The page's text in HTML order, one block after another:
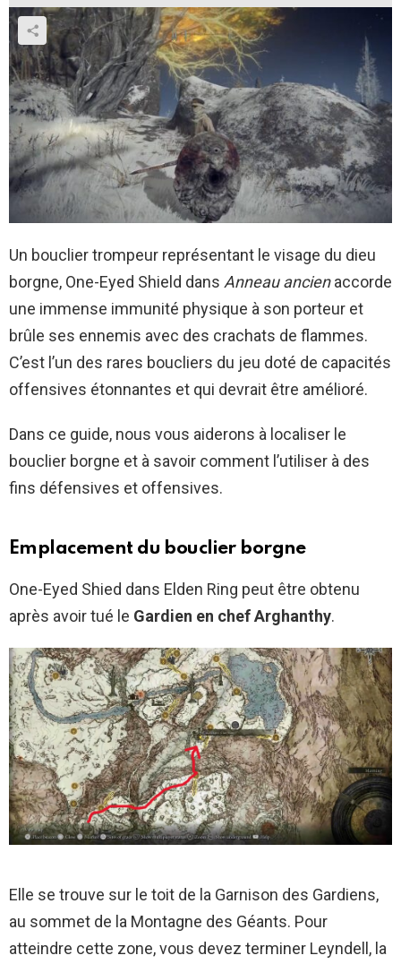
Un bouclier trompeur représentant le visage du dieu
borgne, One-Eyed Shield dans Anneau ancienaccorde
une immense immunité physique à son porteur et
brûle ses ennemis avec des crachats de flammes.
C’est l’un des rares boucliers du jeu doté de capacités
offensives étonnantes et qui devrait être amélioré.
Dans ce guide, nous vous aiderons à localiser le
bouclier borgne et à savoir comment l’utiliser à des
fins défensives et offensives.
Emplacement du bouclier borgne
One-Eyed Shied dans Elden Ring peut être obtenu
après avoir tué le Gardien en chef Arghanthy.
Elle se trouve sur le toit de la Garnison des Gardiens,
au sommet de la Montagne des Géants. Pour
atteindre cette zone, vous devez terminer Leyndell, la